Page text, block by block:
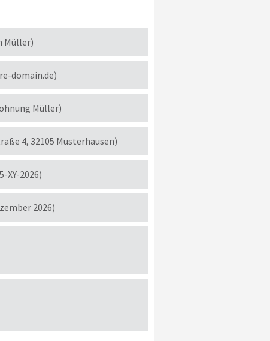
Müller)
domain.de)
Müller)
4, 32105 Musterhausen)
XY-2026)
2026)